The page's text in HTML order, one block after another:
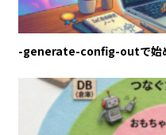
-generate-config-outで始